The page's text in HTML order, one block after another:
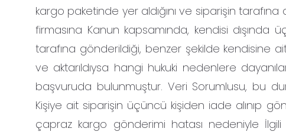
kargo paketinde yer aldığını ve siparişin
firmasına Kanun kapsamında, kendisi
tarafına gönderildiği, benzer şekilde kendisine
ve aktarıldıysa hangi hukuki nedenlere
başvuruda bulunmuştur. Veri Sorumlusu, bu
Kişiye ait siparişin üçüncü kişiden iade alınıp
çapraz kargo gönderimi hatası nedeniyle